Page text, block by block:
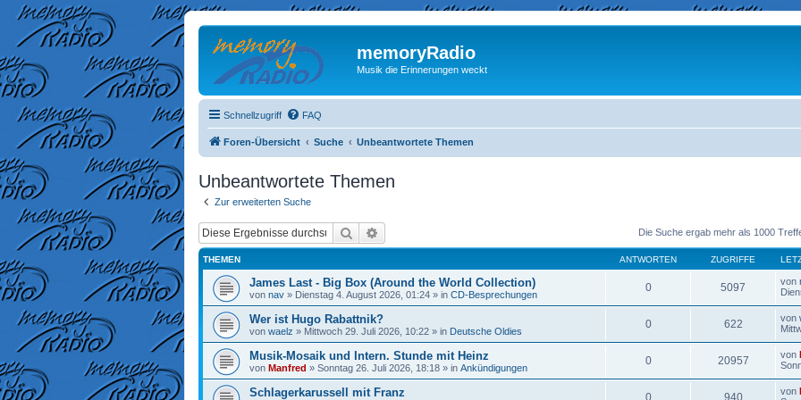
memoryRadio
Musik die Erinnerungen weckt
Schnellzugriff FAQ
Foren-Übersicht Suche Unbeantwortete Themen
Unbeantwortete Themen
Zur erweiterten Suche
Suche Die Suche ergab mehr als 1000
THEMEN ANTWORTEN ZUGRIFFE
James Last - Big Box (Around the World Collection)
von nav » Dienstag 4. August 2026, 01:24 » in CD-Besprechungen
0 5097 von
Wer ist Hugo Rabattnik?
von waelz » Mittwoch 29. Juli 2026, 10:22 » in Deutsche Oldies
0 622 von
Musik-Mosaik und Intern. Stunde mit Heinz
von Manfred » Sonntag 26. Juli 2026, 18:18 » in Ankündigungen
0 20957 von
Schlagerkarussell mit Franz 0 940 von